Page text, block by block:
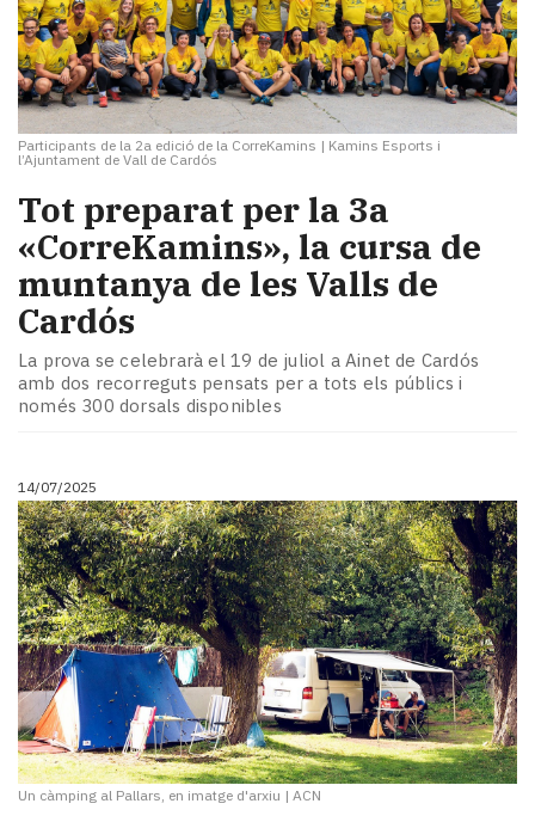
Participants de la 2a edició de la CorreKamins | Kamins Esports i
l’Ajuntament de Vall de Cardós
Tot preparat per la 3a
«CorreKamins», la cursa de
muntanya de les Valls de
Cardós
La prova se celebrarà el 19 de juliol a Ainet de Cardós
amb dos recorreguts pensats per a tots els públics i
només 300 dorsals disponibles
14/07/2025
Un càmping al Pallars, en imatge d'arxiu | ACN